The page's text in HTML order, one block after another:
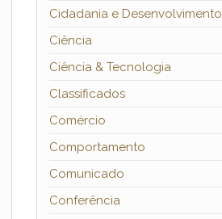
Cidadania e Desenvolvimento
Ciência
Ciência & Tecnologia
Classificados
Comércio
Comportamento
Comunicado
Conferência